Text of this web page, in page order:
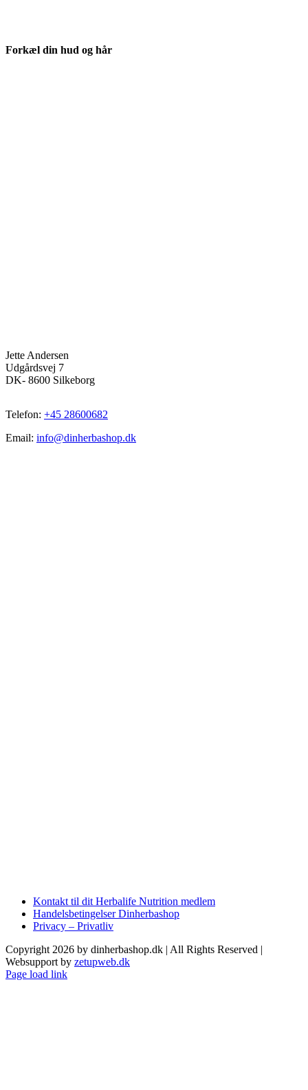
Forkæl din hud og hår
Jette Andersen
Udgårdsvej 7
DK- 8600 Silkeborg
Telefon: +45 28600682
Email: info@dinherbashop.dk
Kontakt til dit Herbalife Nutrition medlem
Handelsbetingelser Dinherbashop
Privacy – Privatliv
Copyright 2026 by dinherbashop.dk | All Rights Reserved |
Websupport by zetupweb.dk
Page load link